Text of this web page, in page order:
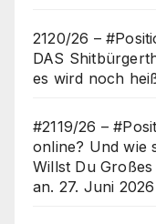
2120/26 –
DAS
es wird noch
#2119/26 –
online? Und wie
Willst Du
an. 27. Juni 2026